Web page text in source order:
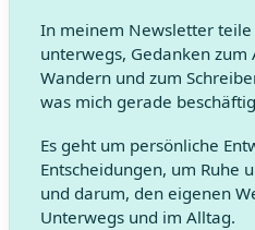
In meinem Newsletter
unterwegs, Gedanken zum
Wandern und zum
was mich gerade
Es geht um persönliche
Entscheidungen, um Ruhe
und darum, den eigenen
Unterwegs und im Alltag.